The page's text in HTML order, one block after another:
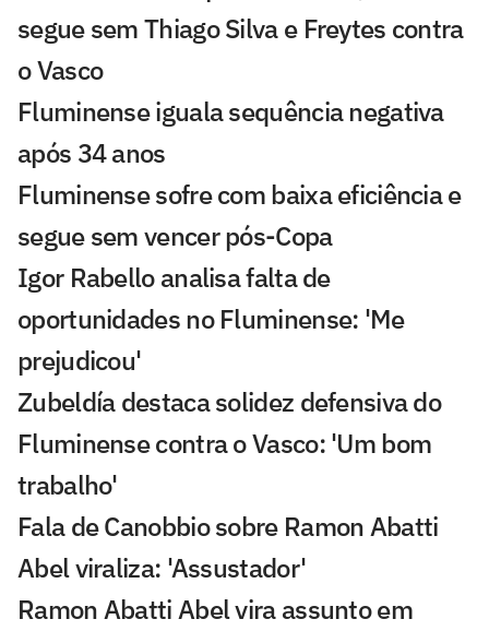
segue sem Thiago Silva e Freytes contra
o Vasco
Fluminense iguala sequência negativa
após 34 anos
Fluminense sofre com baixa eficiência e
segue sem vencer pós-Copa
Igor Rabello analisa falta de
oportunidades no Fluminense: 'Me
prejudicou'
Zubeldía destaca solidez defensiva do
Fluminense contra o Vasco: 'Um bom
trabalho'
Fala de Canobbio sobre Ramon Abatti
Abel viraliza: 'Assustador'
Ramon Abatti Abel vira assunto em